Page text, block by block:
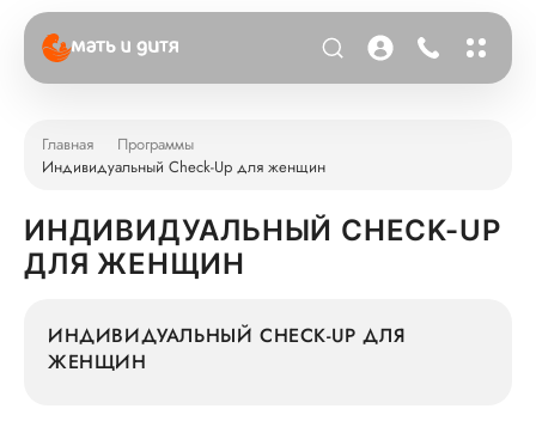
Главная
Программы
Индивидуальный Check-Up для женщин
ИНДИВИДУАЛЬНЫЙ CHECK-UP
ДЛЯ ЖЕНЩИН
ИНДИВИДУАЛЬНЫЙ CHECK-UP ДЛЯ
ЖЕНЩИН